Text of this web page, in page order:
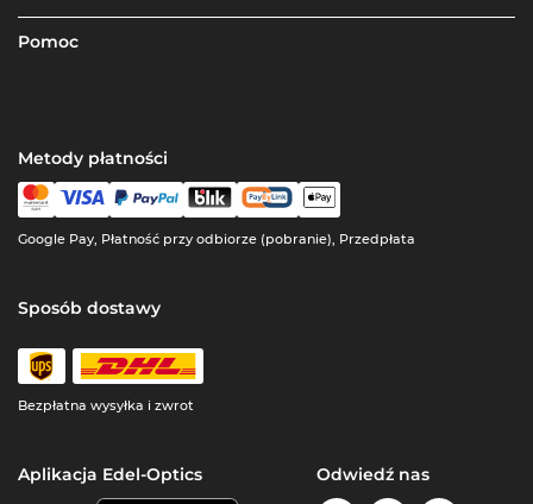
Pomoc
Metody płatności
Google Pay, Płatność przy odbiorze (pobranie), Przedpłata
Sposób dostawy
Bezpłatna wysyłka i zwrot
Aplikacja Edel-Optics Odwiedź nas